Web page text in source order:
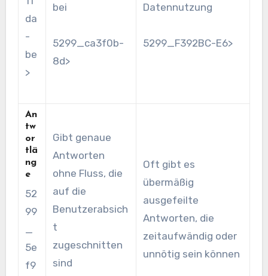
da
-
be
>
bei
5299_ca3f0b-
8d>
Datennutzung
5299_F392BC-E6>
An
tw
or
tlä
ng
e
52
99
5e
f9
Gibt genaue
Antworten
ohne Fluss, die
auf die
Benutzerabsich
t
zugeschnitten
sind
Oft gibt es
übermäßig
ausgefeilte
Antworten, die
zeitaufwändig oder
unnötig sein können